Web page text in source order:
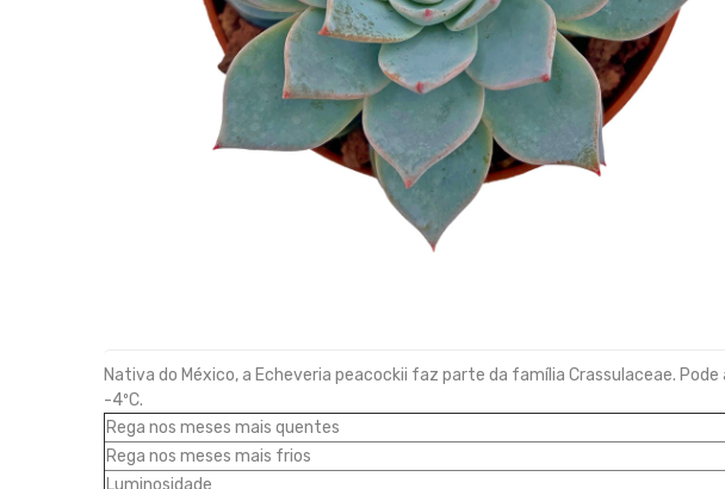
Nativa do México, a Echeveria peacockii faz parte da família Crassulaceae.
-4ºC.
Rega nos meses mais quentes
Rega nos meses mais frios
Luminosidade